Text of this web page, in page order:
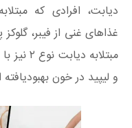
دیابت، افرادی که
غذاهای غنی از فیبر،
و لیپید در خون